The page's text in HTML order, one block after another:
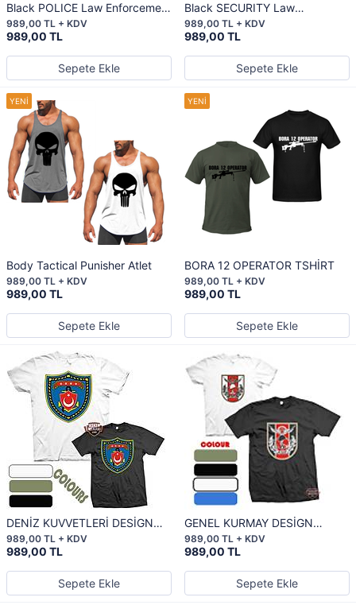
Black POLICE Law Enforcement
Shirt
989,00 TL
989,00 TL + KDV
Sepete Ekle
Black SECURITY Law
Enforcement Shirt
989,00 TL
989,00 TL + KDV
Sepete Ekle
Body Tactical Punisher Atlet
989,00 TL
989,00 TL + KDV
Sepete Ekle
BORA 12 OPERATOR TSHİRT
989,00 TL
989,00 TL + KDV
Sepete Ekle
DENİZ KUVVETLERİ DESİGN
TSHİRT
989,00 TL
989,00 TL + KDV
Sepete Ekle
GENEL KURMAY DESİGN
TSHİRT
989,00 TL
989,00 TL + KDV
Sepete Ekle